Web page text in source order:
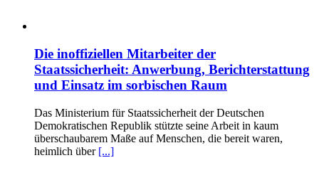
Die inoffiziellen Mitarbeiter der
Staatssicherheit: Anwerbung, Berichterstattung
und Einsatz im sorbischen Raum
Das Ministerium für Staatssicherheit der Deutschen
Demokratischen Republik stützte seine Arbeit in kaum
überschaubarem Maße auf Menschen, die bereit waren,
heimlich über [...]